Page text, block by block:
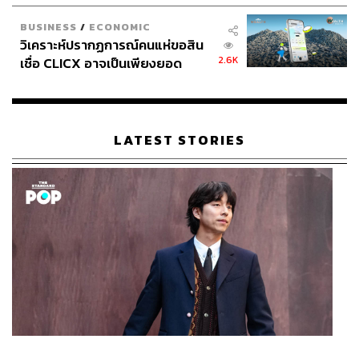
BUSINESS / ECONOMIC
วิเคราะห์ปรากฏการณ์คนแห่ขอสิน
เชื่อ CLICX อาจเป็นเพียงยอด
เรือนไทยที่ถูกซุกไว้
2.6K
LATEST STORIES